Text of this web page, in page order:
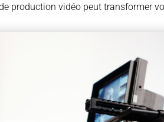
production vidéo peut transformer